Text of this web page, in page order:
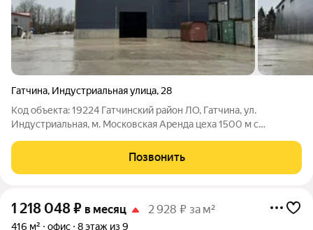
Гатчина, Индустриальная улица, 28
Код объекта: 19224 Гатчинский район ЛО, Гатчина, ул.
Индустриальная, м. Московская Аренда цеха 1500 м с
аренду цех под склад-производство, общая площадь - 1500 м.
Цех без колонн (24х60м). Высота
Позвонить
1 218 048₽ в месяц 2 928 ₽ за м²
416 м² офис 8 этаж из 9